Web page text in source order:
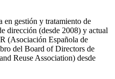
en gestión y tratamiento de
dirección (desde 2008) y actual
(Asociación Española de
del Board of Directors de
Reuse Association) desde